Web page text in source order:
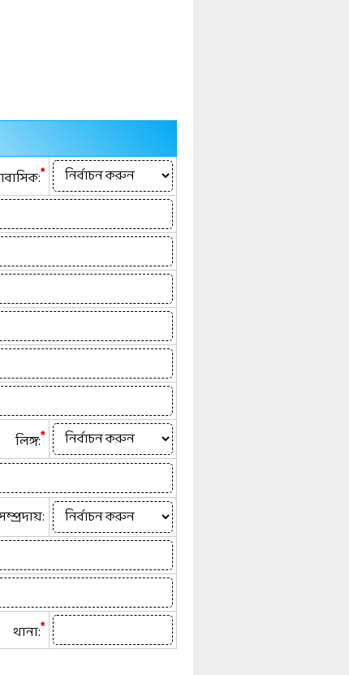
*
লিঙ্গ:*
থানা:*